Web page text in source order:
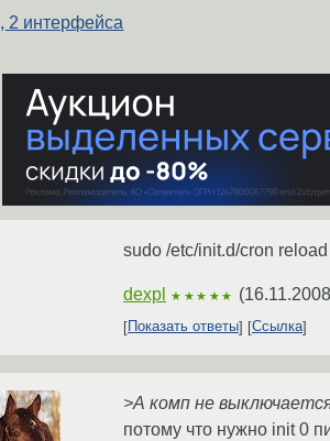
2 интерфейса
sudo /etc/init.d/cron
dexpl ★★★★★ (
Показать ответы Ссылка
>А комп не
потому что нужно init 0